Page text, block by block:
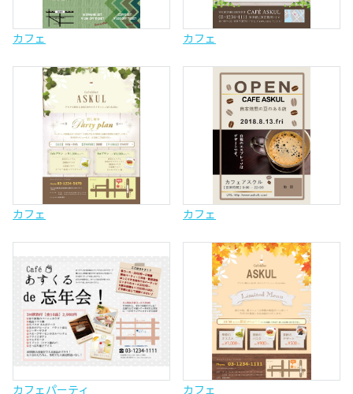
カフェ カフェ
カフェ カフェ
カフェパーティ カフェ